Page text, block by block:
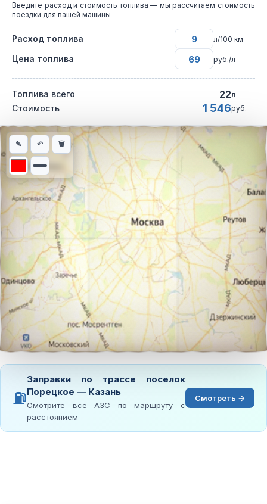
Введите расход и стоимость топлива — мы рассчитаем стоимость
поездки для вашей машины
Расход топлива л/100 км
Цена топлива руб./л
Топлива всего 22л
Стоимость 1 546руб.
Интерактивная карта автомобильного маршрута из города
✎ ↶ 🗑
⛽
Заправки по трассе поселок
Порецкое — Казань
Смотрите все АЗС по маршруту с
расстоянием
Смотреть →